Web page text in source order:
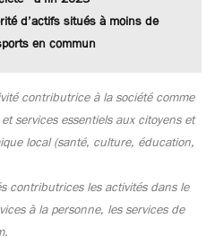
d’actifs situés à moins de
en commun
contributrice à la société comme
services essentiels aux citoyens et
local (santé, culture, éducation,
contributrices les activités dans le
à la personne, les services de